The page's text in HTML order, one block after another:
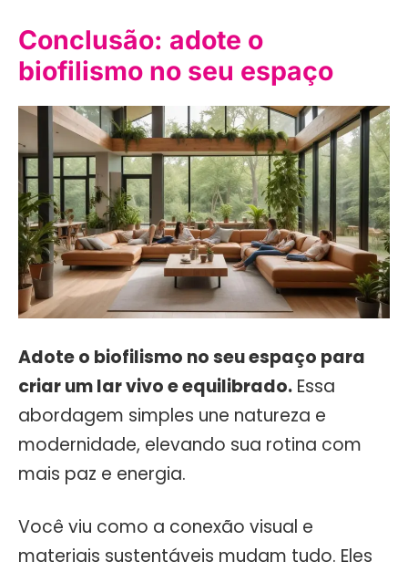
Conclusão: adote o
biofilismo no seu espaço
Adote o biofilismo no seu espaço para
criar um lar vivo e equilibrado. Essa
abordagem simples une natureza e
modernidade, elevando sua rotina com
mais paz e energia.
Você viu como a conexão visual e
materiais sustentáveis mudam tudo. Eles